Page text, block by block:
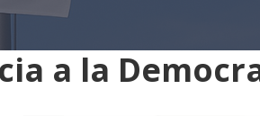
a la